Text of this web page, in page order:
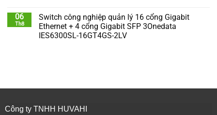
06
Th8
Switch công nghiệp quản lý 16 cổng Gigabit
Ethernet + 4 cổng Gigabit SFP 3Onedata
IES6300SL-16GT4GS-2LV
Công ty TNHH HUVAHI